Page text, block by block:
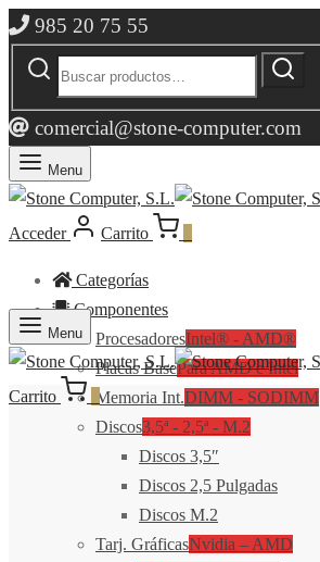
985 20 75 55
Buscar
Buscar
comercial@stone-computer.com
Menu
Acceder Carrito
Categorías
Componentes
ProcesadoresIntel® - AMD®
Placas BasePara AMD e Intel
Memoria Int.DIMM - SODIMM
Discos3,5ª - 2,5ª - M.2
Discos 3,5″
Discos 2,5 Pulgadas
Discos M.2
Tarj. GráficasNvidia – AMD
Menu
Carrito